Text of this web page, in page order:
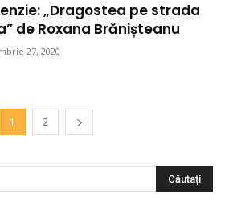
„Dragostea pe strada
de Roxana Brănișteanu
27, 2020
1 2